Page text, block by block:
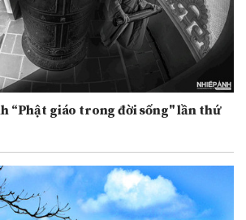
“Phật giáo trong đời sống" lần thứ